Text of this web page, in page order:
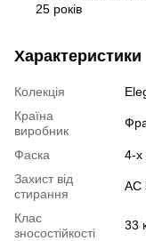
25 років
Характеристики
Колекція
Країна
виробник
Фаска
4-х
Захист від
стирання
АС
Клас
зносостійкості
33